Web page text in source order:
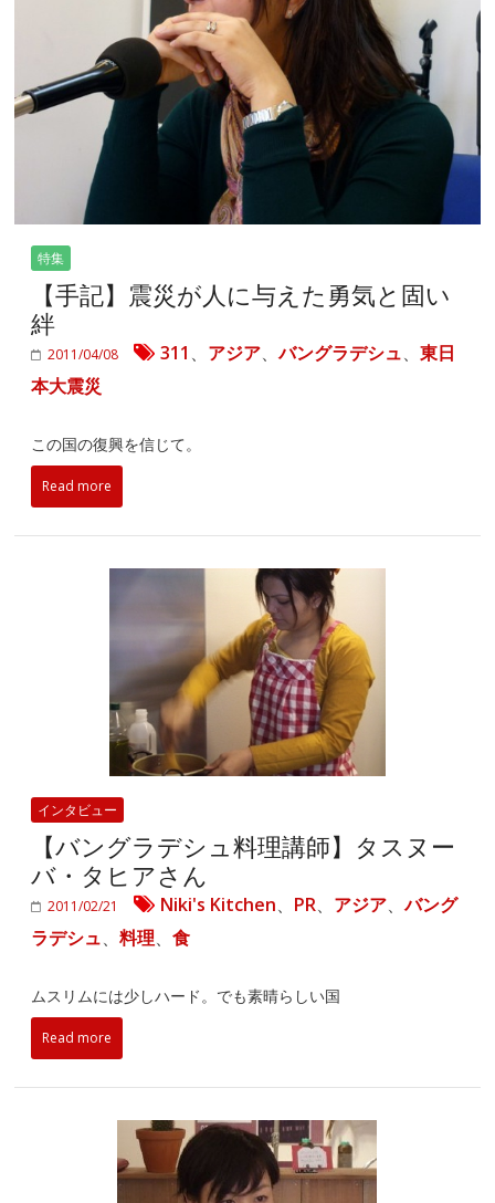
特集
【手記】震災が人に与えた勇気と固い
絆
2011/04/08 311 、 アジア、バングラデシュ、東日
本大震災
この国の復興を信じて。
Read more
インタビュー
【バングラデシュ料理講師】タスヌー
バ・タヒアさん
2011/02/21 Niki's Kitchen、 PR、 アジア、バング
ラデシュ、料理、食
ムスリムには少しハード。でも素晴らしい国
Read more